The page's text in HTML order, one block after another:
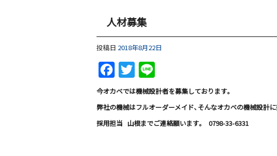
人材募集
投稿日 2018年8月22日
Facebook
Twitter
今オカベでは機械設計者を募集しております｡
弊社の機械はフルオーダーメイド､そんなオカベの機械設計
採用担当 山根までご連絡願います｡ 0798-33-6331